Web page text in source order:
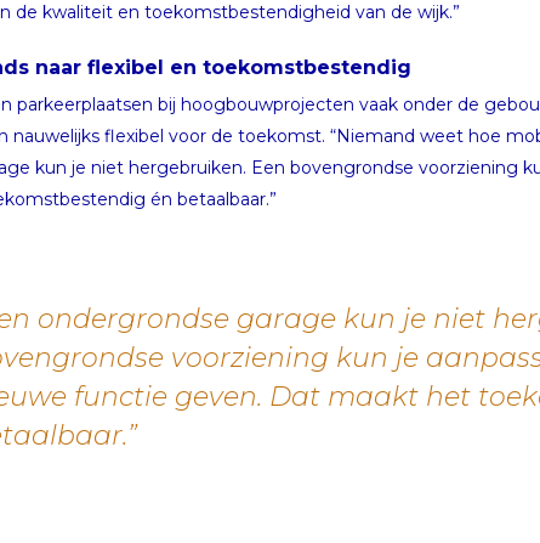
de kwaliteit en toekomstbestendigheid van de wijk.”
naar flexibel en toekomstbestendig
parkeerplaatsen bij hoogbouwprojecten vaak onder de
nauwelijks flexibel voor de toekomst. “Niemand weet hoe
kun je niet hergebruiken. Een bovengrondse voorziening
én betaalbaar.”
ondergrondse garage kun je niet
voorziening kun je
functie geven. Dat maakt het